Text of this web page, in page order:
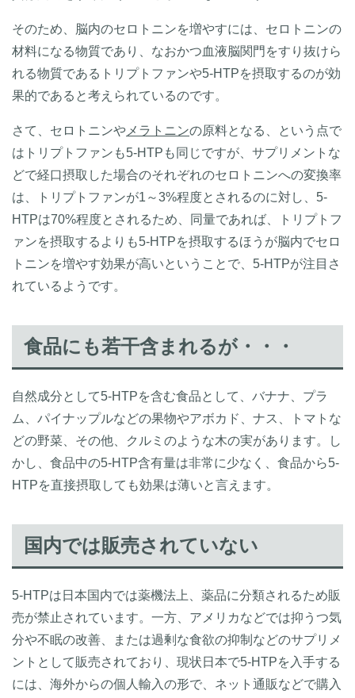
そのため、脳内のセロトニンを増やすには、セロトニンの
材料になる物質であり、なおかつ血液脳関門をすり抜けら
れる物質であるトリプトファンや5-HTPを摂取するのが効
果的であると考えられているのです。
さて、セロトニンや メラトニンの原料となる、という点で
はトリプトファンも5-HTPも同じですが、サプリメントな
どで経口摂取した場合のそれぞれのセロトニンへの変換率
は、トリプトファンが1～3%程度とされるのに対し、5-
HTPは70%程度とされるため、同量であれば、トリプトフ
ァンを摂取するよりも5-HTPを摂取するほうが脳内でセロ
トニンを増やす効果が高いということで、5-HTPが注目さ
れているようです。
食品にも若干含まれるが・・・
自然成分として5-HTPを含む食品として、バナナ、プラ
ム、パイナップルなどの果物やアボカド、ナス、トマトな
どの野菜、その他、クルミのような木の実があります。し
かし、食品中の5-HTP含有量は非常に少なく、食品から5-
HTPを直接摂取しても効果は薄いと言えます。
国内では販売されていない
5-HTPは日本国内では薬機法上、薬品に分類されるため販
売が禁止されています。一方、アメリカなどでは抑うつ気
分や不眠の改善、または過剰な食欲の抑制などのサプリメ
ントとして販売されており、現状日本で5-HTPを入手する
には、海外からの個人輸入の形で、ネット通販などで購入